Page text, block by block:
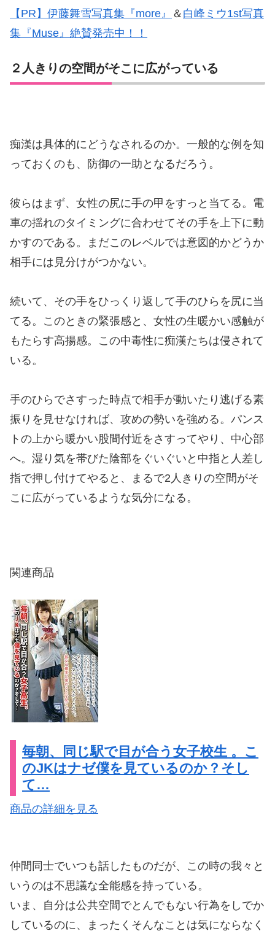
【PR】伊藤舞雪写真集『more』 ＆ 白峰ミウ1st写真
集『Muse』絶賛発売中！！
２人きりの空間がそこに広がっている
痴漢は具体的にどうなされるのか。一般的な例を知
っておくのも、防御の一助となるだろう。
彼らはまず、女性の尻に手の甲をすっと当てる。電
車の揺れのタイミングに合わせてその手を上下に動
かすのである。まだこのレベルでは意図的かどうか
相手には見分けがつかない。
続いて、その手をひっくり返して手のひらを尻に当
てる。このときの緊張感と、女性の生暖かい感触が
もたらす高揚感。この中毒性に痴漢たちは侵されて
いる。
手のひらでさすった時点で相手が動いたり逃げる素
振りを見せなければ、攻めの勢いを強める。パンス
トの上から暖かい股間付近をさすってやり、中心部
へ。湿り気を帯びた陰部をぐいぐいと中指と人差し
指で押し付けてやると、まるで2人きりの空間がそ
こに広がっているような気分になる。
関連商品
毎朝、同じ駅で目が合う女子校生 。こ
のJKはナゼ僕を見ているのか？そし
て…
商品の詳細を見る
仲間同士でいつも話したものだが、この時の我々と
いうのは不思議な全能感を持っている。
いま、自分は公共空間でとんでもない行為をしでか
しているのに、まったくそんなことは気にならなく